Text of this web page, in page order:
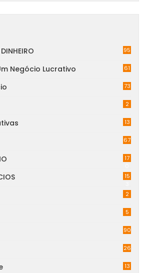
95
Negócio Lucrativo 61
73
2
13
67
17
15
2
5
90
26
13